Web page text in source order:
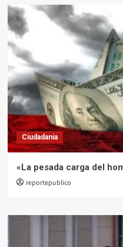
Ciudadania
«La pesada carga del
reportepublico